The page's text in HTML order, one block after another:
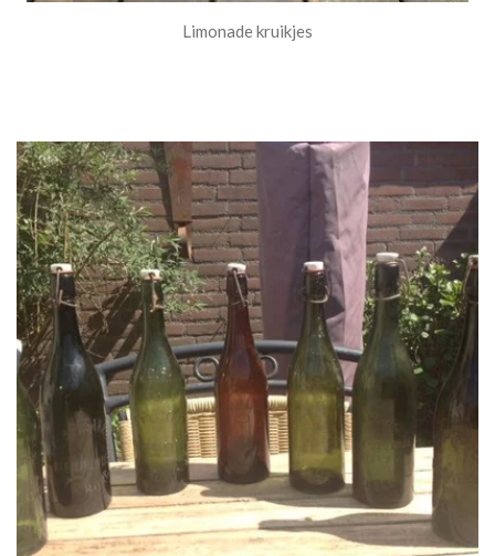
Limonade kruikjes